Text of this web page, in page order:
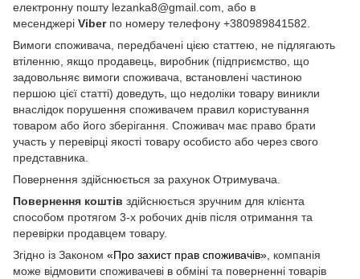
електронну пошту lezanka8@gmail.com, або в
месенджері Viberпо номеру телефону +380989841582.
Вимоги споживача, передбачені цією статтею, не підлягають
втіленню, якщо продавець, виробник (підприємство, що
задовольняє вимоги споживача, встановлені частиною
першою цієї статті) доведуть, що недоліки товару виникли
внаслідок порушення споживачем правил користування
товаром або його зберігання. Споживач має право брати
участь у перевірці якості товару особисто або через свого
представника.
Повернення здійснюється за рахунок Отримувача.
Повернення коштів здійснюється зручним для клієнта
способом протягом 3-х робочих днів після отримання та
перевірки продавцем товару.
Згідно із Законом «Про захист прав споживачів», компанія
може відмовити споживачеві в обміні та поверненні товарів